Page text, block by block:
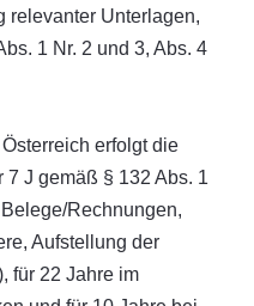
relevanter Unterlagen,
1 Nr. 2 und 3, Abs. 4
erfolgt die
J gemäß § 132 Abs. 1
Rechnungen,
Aufstellung der
für 22 Jahre im